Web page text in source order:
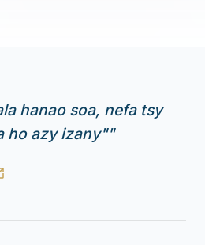
hanao soa, nefa tsy
ho azy izany""